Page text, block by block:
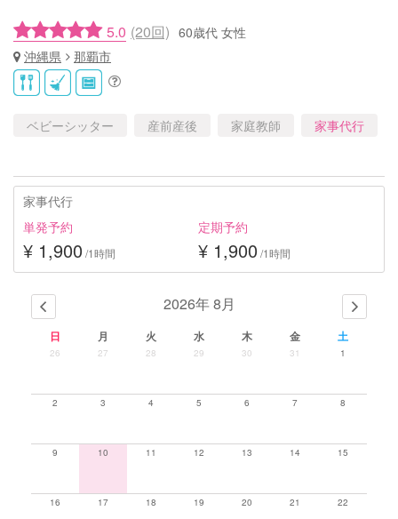
5.0 (20回) 60歳代 女性
沖縄県
那覇市
ベビーシッター 産前産後 家庭教師 家事代行
家事代行
単発予約
¥ 1,900 /1時間
定期予約
¥ 1,900 /1時間
2026年 8月
日 月 火 水 木 金 土
26 27 28 29 30 31 1
2 3 4 5 6 7 8
9 10 11 12 13 14 15
16 17 18 19 20 21 22